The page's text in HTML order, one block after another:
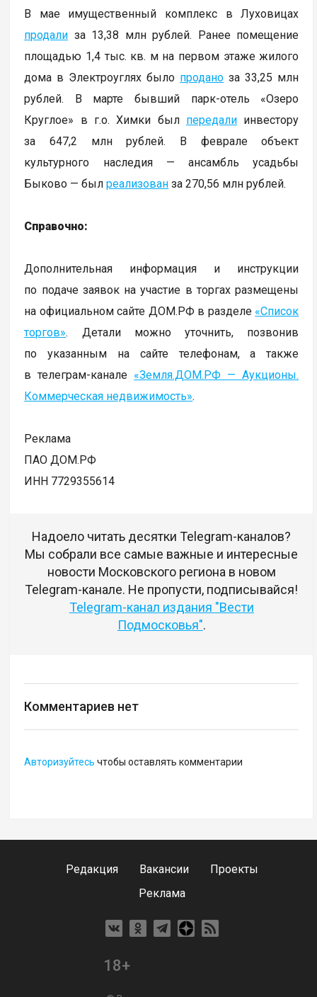
В мае имущественный комплекс в Луховицах
продали за 13,38 млн рублей. Ранее помещение
площадью 1,4 тыс. кв. м на первом этаже жилого
дома в Электроуглях было продано за 33,25 млн
рублей. В марте бывший парк-отель «Озеро
Круглое» в г.о. Химки был передалиинвестору
за 647,2 млн рублей. В феврале объект
культурного наследия — ансамбль усадьбы
Быково — былреализован за 270,56 млн рублей.
Справочно:
Дополнительная информация и инструкции
по подаче заявок на участие в торгах размещены
на официальном сайте ДОМ.РФ в разделе «Список
торгов». Детали можно уточнить, позвонив
по указанным на сайте телефонам, а также
в телеграм-канале «Земля.ДОМ.РФ — Аукционы.
Коммерческая недвижимость».
Реклама
ПАО ДОМ.РФ
ИНН 7729355614
Надоело читать десятки Telegram-каналов?
Мы собрали все самые важные и интересные
новости Московского региона в новом
Telegram-канале. Не пропусти, подписывайся!
Telegram-канал издания "Вести
Подмосковья".
Комментариев нет
Авторизуйтесь чтобы оставлять комментарии
Редакция Вакансии
Проекты
Реклама
18+